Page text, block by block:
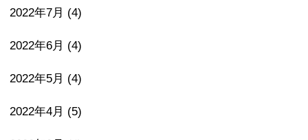
2022年7月 (4)
2022年6月 (4)
2022年5月 (4)
2022年4月 (5)